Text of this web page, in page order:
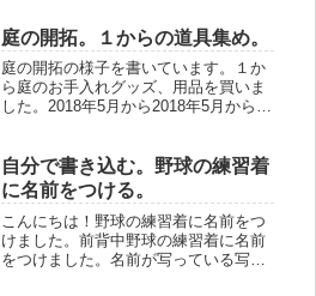
り、刺繍で埋めればまだ着れる。刺繍
は難しくてそんなに得意ではありませ
ん...
庭の開拓。１からの道具集め。
庭の開拓の様子を書いています。１か
ら庭のお手入れグッズ、用品を買いま
した。2018年5月から2018年5月からシ
ミミズがたくさん。ダンゴムシも。土
蜘蛛がいた。庭を芝生にした...
自分で書き込む。野球の練習着
に名前をつける。
こんにちは！野球の練習着に名前をつ
けました。前背中野球の練習着に名前
をつけました。名前が写っている写真